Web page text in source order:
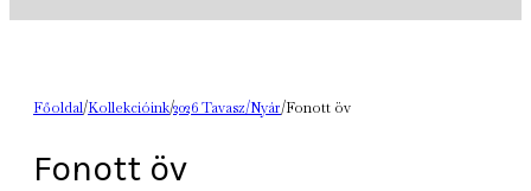
Főoldal/Kollekcióink/2026 Tavasz/Nyár/Fonott öv
Fonott öv